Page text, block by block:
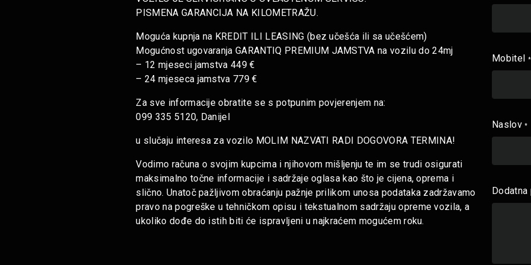
PISMENA GARANCIJA NA KILOMETRAŽU.
Moguća kupnja na KREDIT ILI LEASING (bez učešća ili sa učešćem)
Mogućnost ugovaranja GARANTIQ PREMIUM JAMSTVA na vozilu do 24mj
– 12 mjeseci jamstva 449 €
– 24 mjeseca jamstva 779 €
Za sve informacije obratite se s potpunim povjerenjem na:
099 335 5120, Danijel
u slučaju interesa za vozilo MOLIM NAZVATI RADI DOGOVORA TERMINA!
Vodimo računa o svojim kupcima i njihovom mišljenju te im se trudi osigurati
maksimalno točne informacije i sadržaje oglasa kao što je cijena, oprema i
slično. Unatoč pažljivom obraćanju pažnje prilikom unosa podataka zadržavamo
pravo na pogreške u tehničkom opisu i tekstualnom sadržaju opreme vozila, a
ukoliko dođe do istih biti će ispravljeni u najkraćem mogućem roku.
Mobitel *
Naslov*
Dodatna